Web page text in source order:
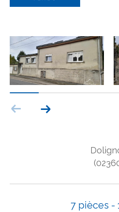
7 pièces -
Référence
AFFINER
TERRASSE